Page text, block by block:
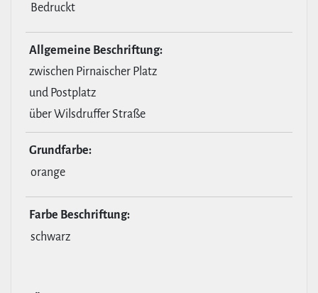
Bedruckt
All­ge­meine Beschrif­tung:
zwischen Pirnaischer Platz
und Postplatz
über Wilsdruffer Straße
Grund­farbe:
orange
Farbe Beschrif­tung:
schwarz